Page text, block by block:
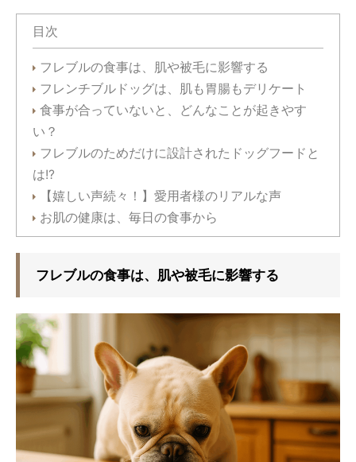
目次
フレブルの食事は、肌や被毛に影響する
フレンチブルドッグは、肌も胃腸もデリケート
食事が合っていないと、どんなことが起きやす
い？
フレブルのためだけに設計されたドッグフードと
は!?
【嬉しい声続々！】愛用者様のリアルな声
お肌の健康は、毎日の食事から
フレブルの食事は、肌や被毛に影響する